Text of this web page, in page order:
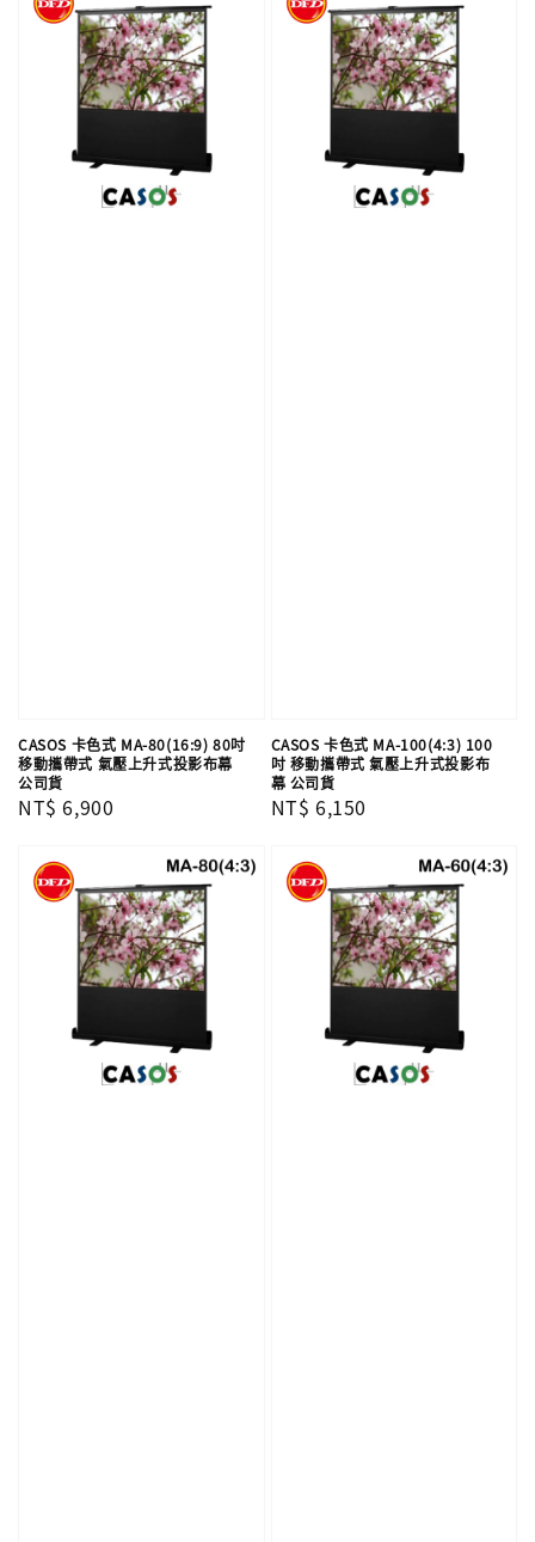
CASOS 卡色式 MA-80(16:9) 80吋
移動攜帶式 氣壓上升式投影布幕
公司貨
Regular
NT$ 6,900
CASOS 卡色式 MA-100(4:3) 100
吋 移動攜帶式 氣壓上升式投影布
幕 公司貨
Regular
NT$ 6,150